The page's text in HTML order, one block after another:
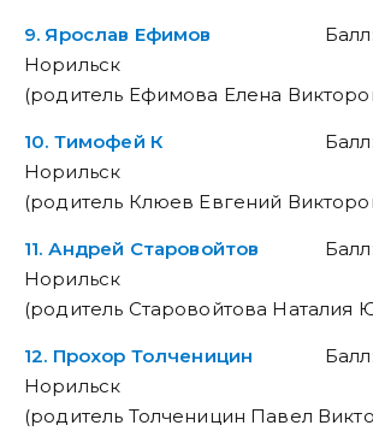
9. Ярослав Ефимов
Норильск
(родитель Ефимова Елена
10. Тимофей К
Норильск
(родитель Клюев Евгений
11. Андрей Старовойтов
Норильск
(родитель Старовойтова Наталия
12. Прохор Толченицин
Норильск
(родитель Толченицин Павел